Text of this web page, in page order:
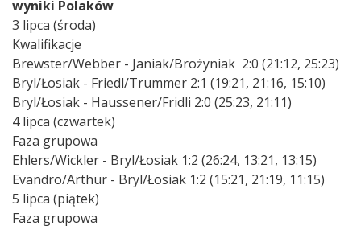
wyniki Polaków
3 lipca (środa)
Kwalifikacje
Brewster/Webber - Janiak/Brożyniak 2:0 (21:12, 25:23)
Bryl/Łosiak - Friedl/Trummer 2:1 (19:21, 21:16, 15:10)
Bryl/Łosiak - Haussener/Fridli 2:0 (25:23, 21:11)
4 lipca (czwartek)
Faza grupowa
Ehlers/Wickler - Bryl/Łosiak 1:2 (26:24, 13:21, 13:15)
Evandro/Arthur - Bryl/Łosiak 1:2 (15:21, 21:19, 11:15)
5 lipca (piątek)
Faza grupowa